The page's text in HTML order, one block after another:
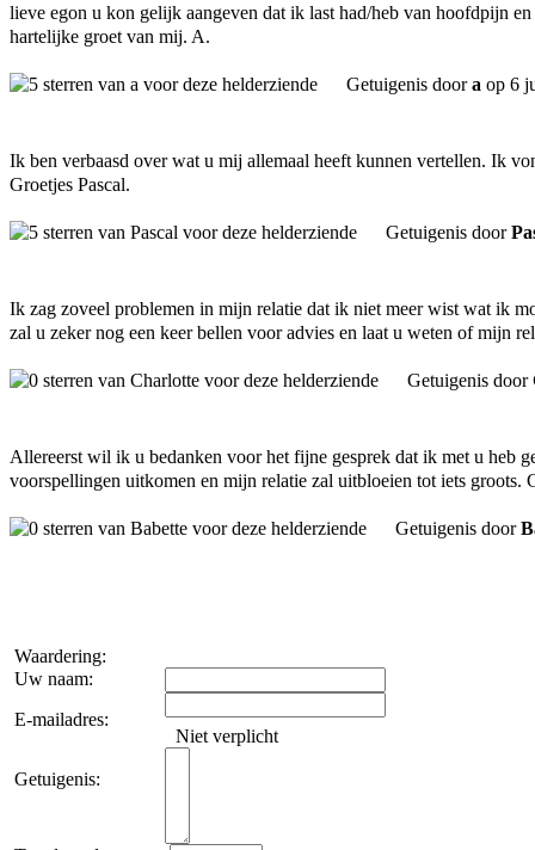
lieve egon u kon gelijk aangeven dat ik last had/heb van hoofdpijn
hartelijke groet van mij. A.
Getuigenis doora op 6
Ik ben verbaasd over wat u mij allemaal heeft kunnen vertellen. Ik
Groetjes Pascal.
Getuigenis door
Ik zag zoveel problemen in mijn relatie dat ik niet meer wist wat ik
zal u zeker nog een keer bellen voor advies en laat u weten of mijn
Getuigenis door
Allereerst wil ik u bedanken voor het fijne gesprek dat ik met u heb
voorspellingen uitkomen en mijn relatie zal uitbloeien tot iets groots.
Getuigenis door
Waardering:
Uw naam:
E-mailadres:
Niet verplicht
Getuigenis: